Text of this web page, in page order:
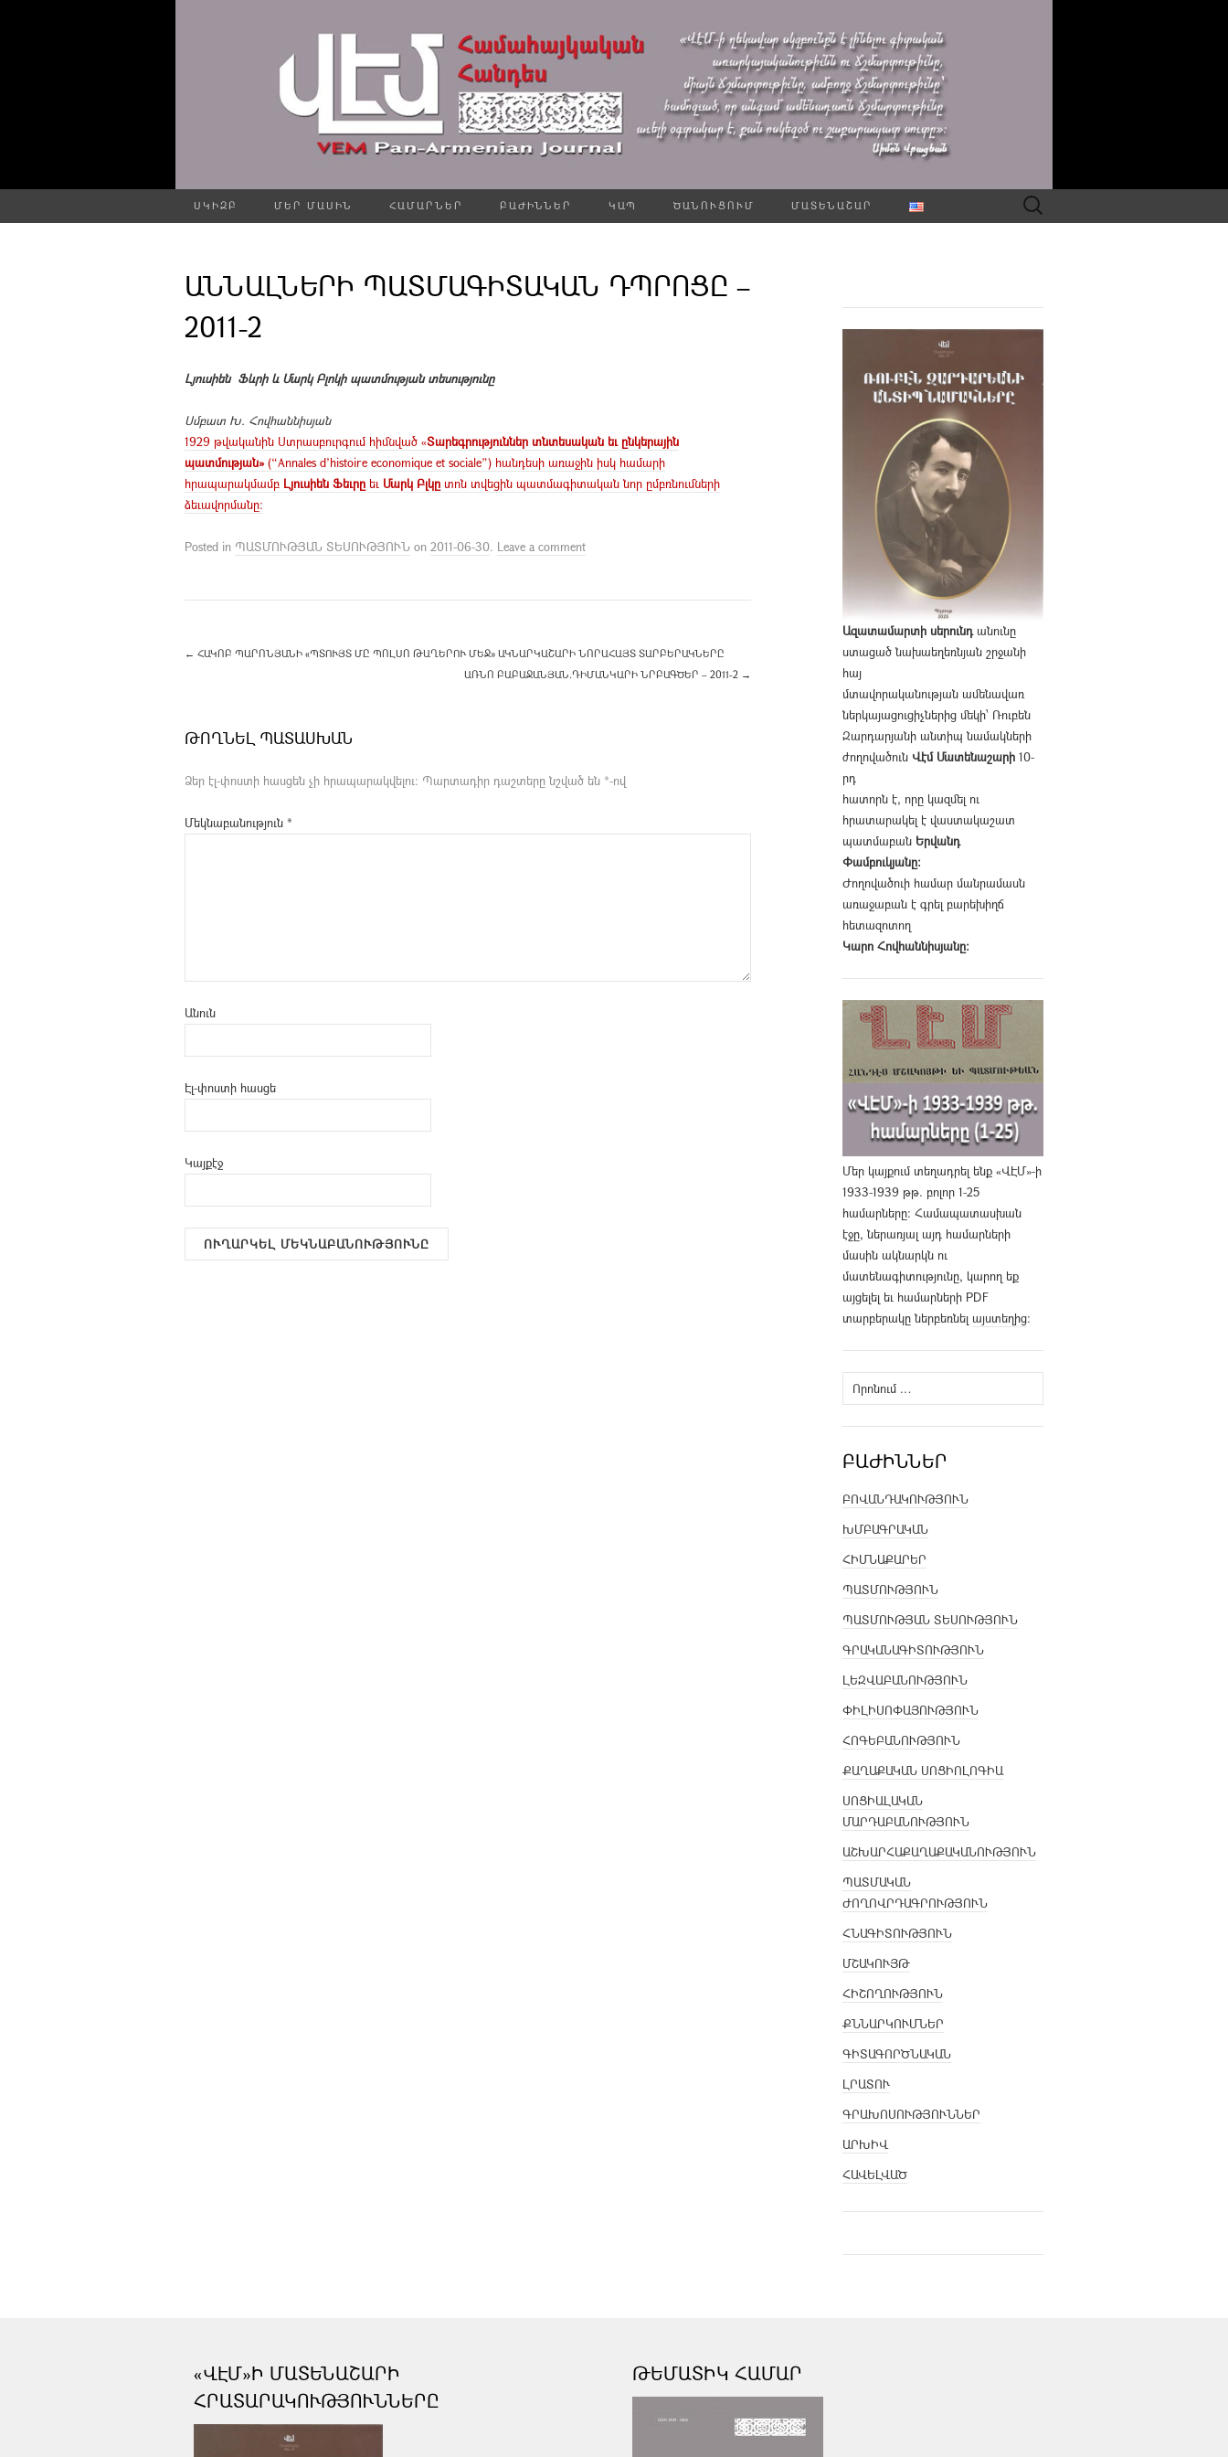
ՍԿԻԶԲ ՄԵՐ ՄԱՍԻՆ ՀԱՄԱՐՆԵՐ ԲԱԺԻՆՆԵՐ ԿԱՊ ԾԱՆՈՒՑՈՒՄ ՄԱՏԵՆԱՇԱՐ Որոնել՝
ԱՆՆԱԼՆԵՐԻ ՊԱՏՄԱԳԻՏԱԿԱՆ ԴՊՐՈՑԸ –
2011-2
Լյուսիեն Ֆևրի և Մարկ Բլոկի պատմության տեսությունը
Սմբատ Խ. Հովհաննիսյան
1929 թվականին Ստրասբուրգում հիմնված «Տարեգրություններ տնտեսական եւ ընկերային
պատմության»(“Annales d’histoire economique et sociale”) հանդեսի առաջին իսկ համարի
հրապարակմամբ Լյուսիեն Ֆեւրը եւ Մարկ Բլկը տոն տվեցին պատմագիտական նոր ըմբռնումների
ձեւավորմանը:
Posted in ՊԱՏՄՈՒԹՅԱՆ ՏԵՍՈՒԹՅՈՒՆ on 2011-06-30. Leave a comment
← ՀԱԿՈԲ ՊԱՐՈՆՅԱՆԻ «ՊՏՈՒՅՏ ՄԸ ՊՈԼՍՈ ԹԱՂԵՐՈՒ ՄԵՋ» ԱԿՆԱՐԿԱՇԱՐԻ ՆՈՐԱՀԱՅՏ ՏԱՐԲԵՐԱԿՆԵՐԸ
ԱՌՆՈ ԲԱԲԱՋԱՆՅԱՆ.ԴԻՄԱՆԿԱՐԻ ՆՐԲԱԳԾԵՐ – 2011-2 →
ԹՈՂՆԵԼ ՊԱՏԱՍԽԱՆ
Ձեր էլ-փոստի հասցեն չի հրապարակվելու։ Պարտադիր դաշտերը նշված են *-ով
Մեկնաբանություն *
Անուն
Էլ-փոստի հասցե
Կայքէջ
Ազատամարտի սերունդանունը
ստացած նախաեղեռնյան շրջանի
հայ
մտավորականության ամենավառ
ներկայացուցիչներից մեկի՝ Ռուբեն
Զարդարյանի անտիպ նամակների
ժողովածուն Վէմ Մատենաշարի 10-
րդ
հատորն է, որը կազմել ու
հրատարակել է վաստակաշատ
պատմաբան Երվանդ
Փամբուկյանը։
Ժողովածուի համար մանրամասն
առաջաբան է գրել բարեխիղճ
հետազոտող
Կարո Հովհաննիսյանը։
Մեր կայքում տեղադրել ենք «ՎԷՄ»-ի
1933-1939 թթ. բոլոր 1-25
համարները։ Համապատասխան
էջը, ներառյալ այդ համարների
մասին ակնարկն ու
մատենագիտությունը, կարող եք
այցելել եւ համարների PDF
տարբերակը ներբեռնել այստեղից։
Որոնել՝
ԲԱԺԻՆՆԵՐ
ԲՈՎԱՆԴԱԿՈՒԹՅՈՒՆ
ԽՄԲԱԳՐԱԿԱՆ
ՀԻՄՆԱՔԱՐԵՐ
ՊԱՏՄՈՒԹՅՈՒՆ
ՊԱՏՄՈՒԹՅԱՆ ՏԵՍՈՒԹՅՈՒՆ
ԳՐԱԿԱՆԱԳԻՏՈՒԹՅՈՒՆ
ԼԵԶՎԱԲԱՆՈՒԹՅՈՒՆ
ՓԻԼԻՍՈՓԱՅՈՒԹՅՈՒՆ
ՀՈԳԵԲԱՆՈՒԹՅՈՒՆ
ՔԱՂԱՔԱԿԱՆ ՍՈՑԻՈԼՈԳԻԱ
ՍՈՑԻԱԼԱԿԱՆ
ՄԱՐԴԱԲԱՆՈՒԹՅՈՒՆ
ԱՇԽԱՐՀԱՔԱՂԱՔԱԿԱՆՈՒԹՅՈՒՆ
ՊԱՏՄԱԿԱՆ
ԺՈՂՈՎՐԴԱԳՐՈՒԹՅՈՒՆ
ՀՆԱԳԻՏՈՒԹՅՈՒՆ
ՄՇԱԿՈՒՅԹ
ՀԻՇՈՂՈՒԹՅՈՒՆ
ՔՆՆԱՐԿՈՒՄՆԵՐ
ԳԻՏԱԳՈՐԾՆԱԿԱՆ
ԼՐԱՏՈՒ
ԳՐԱԽՈՍՈՒԹՅՈՒՆՆԵՐ
ԱՐԽԻՎ
ՀԱՎԵԼՎԱԾ
«ՎԷՄ»Ի ՄԱՏԵՆԱՇԱՐԻ
ՀՐԱՏԱՐԱԿՈՒԹՅՈՒՆՆԵՐԸ
ԹԵՄԱՏԻԿ ՀԱՄԱՐ